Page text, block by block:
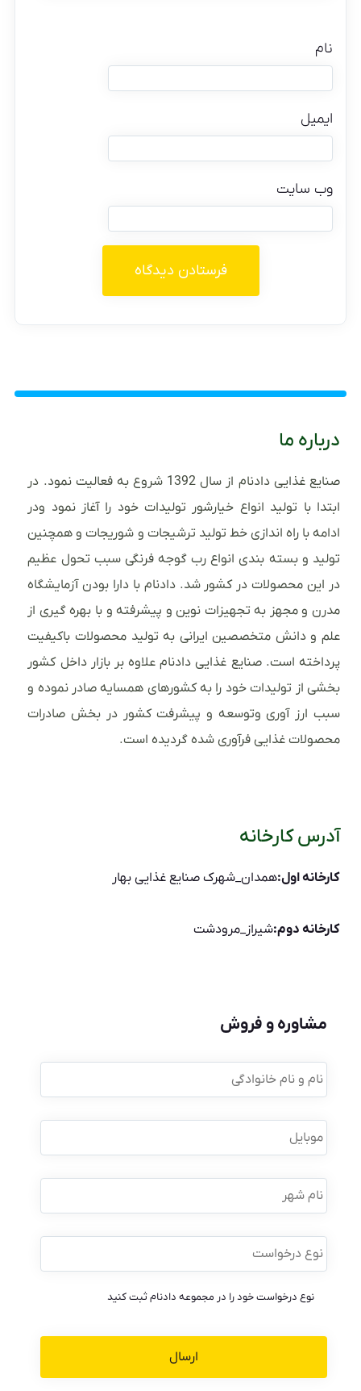
نام
ایمیل
وب‌ سایت
درباره ما
صنایع غذایی دادنام از سال 1392 شروع به فعالیت نمود. در
ابتدا با تولید انواع خیارشور تولیدات خود را آغاز نمود ودر
ادامه با راه اندازی خط تولید ترشیجات و شوریجات و همچنین
تولید و بسته بندی انواع رب گوجه فرنگی سبب تحول عظیم
در این محصولات در کشور شد. دادنام با دارا بودن آزمایشگاه
مدرن و مجهز به تجهیزات نوین و پیشرفته و با بهره گیری از
علم و دانش متخصصین ایرانی به تولید محصولات باکیفیت
پرداخته است. صنایع غذایی دادنام علاوه بر بازار داخل کشور
بخشی از تولیدات خود را به کشورهای همسایه صادر نموده و
سبب ارز آوری وتوسعه و پیشرفت کشور در بخش صادرات
محصولات غذایی فرآوری شده گردیده است.
آدرس کارخانه
کارخانه اول:همدان_شهرک صنایع غذایی بهار
کارخانه دوم:شیراز_مرودشت
مشاوره و فروش
نام
و
نام
موبایل *
نام
شهر
نوع
درخواست *
نوع درخواست خود را در مجموعه دادنام ثبت کنید